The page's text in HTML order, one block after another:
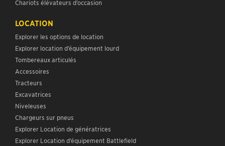
Explorer location d’équipement lourd
Tombereaux articulés
Accessoires
Tracteurs
Excavatrices
Niveleuses
Chargeurs sur pneus
Explorer Location de génératrices
Explorer Location d’équipement Battlefield
PIÈCES